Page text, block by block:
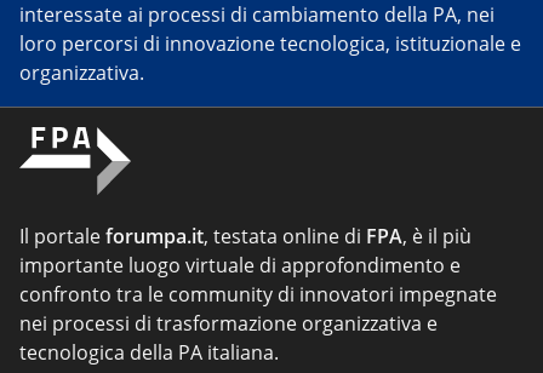
interessate ai processi di cambiamento della PA, nei
loro percorsi di innovazione tecnologica, istituzionale e
organizzativa.
Il portaleforumpa.it, testata online di FPA, è il più
importante luogo virtuale di approfondimento e
confronto tra le community di innovatori impegnate
nei processi di trasformazione organizzativa e
tecnologica della PA italiana.